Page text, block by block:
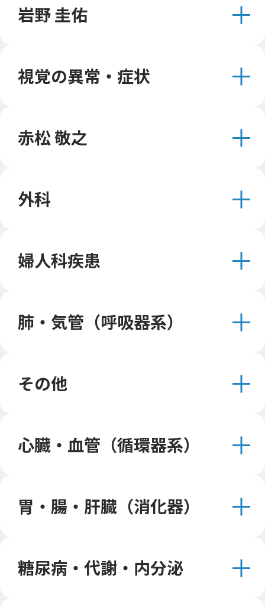
岩野 圭佑
視覚の異常・症状
赤松 敬之
外科
婦人科疾患
肺・気管（呼吸器系）
その他
心臓・血管（循環器系）
胃・腸・肝臓（消化器）
糖尿病・代謝・内分泌